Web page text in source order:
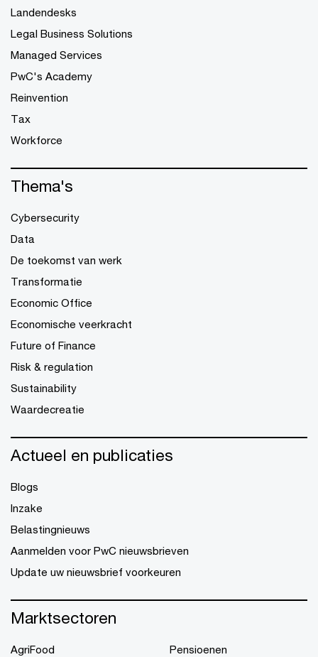
Landendesks
Legal Business Solutions
Managed Services
PwC's Academy
Reinvention
Tax
Workforce
Thema's
Cybersecurity
Data
De toekomst van werk
Transformatie
Economic Office
Economische veerkracht
Future of Finance
Risk & regulation
Sustainability
Waardecreatie
Actueel en publicaties
Blogs
Inzake
Belastingnieuws
Aanmelden voor PwC nieuwsbrieven
Update uw nieuwsbrief voorkeuren
Marktsectoren
AgriFood
Pensioenen